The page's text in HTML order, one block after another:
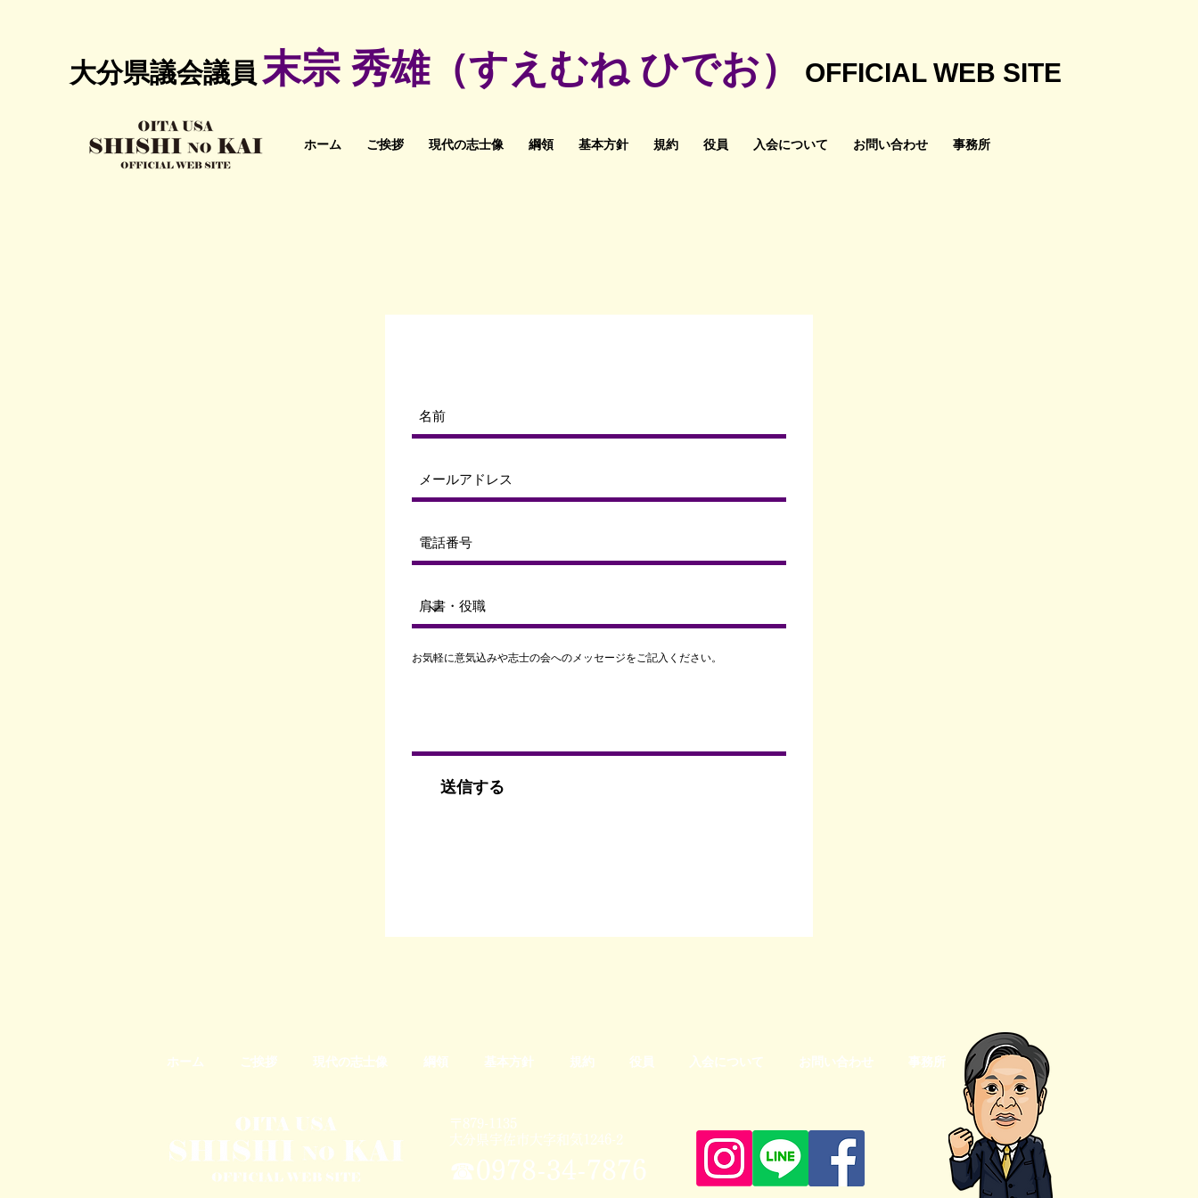
大分県議会議員 末宗 秀雄（すえむね ひでお） OFFICIAL WEB SITE
ホーム ご挨拶 現代の志士像 綱領 基本方針 規約 役員 入会について お問い合わせ 事務所
お気軽に意気込みや志士の会へのメッセージをご記入ください。
送信する
ホーム ご挨拶 現代の志士像 綱領 基本方針 規約 役員 入会について お問い合わせ 事務所
〒879-1135
大分県宇佐市大字和気1246-2
☎0978-34-7876